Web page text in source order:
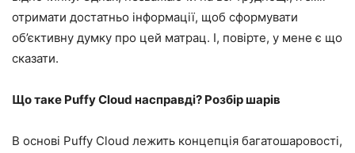
отримати достатньо інформації, щоб сформувати
об’єктивну думку про цей матрац. І, повірте, у мене є що
сказати.
Що таке Puffy Cloud насправді? Розбір шарів
В основі Puffy Cloud лежить концепція багатошаровості,